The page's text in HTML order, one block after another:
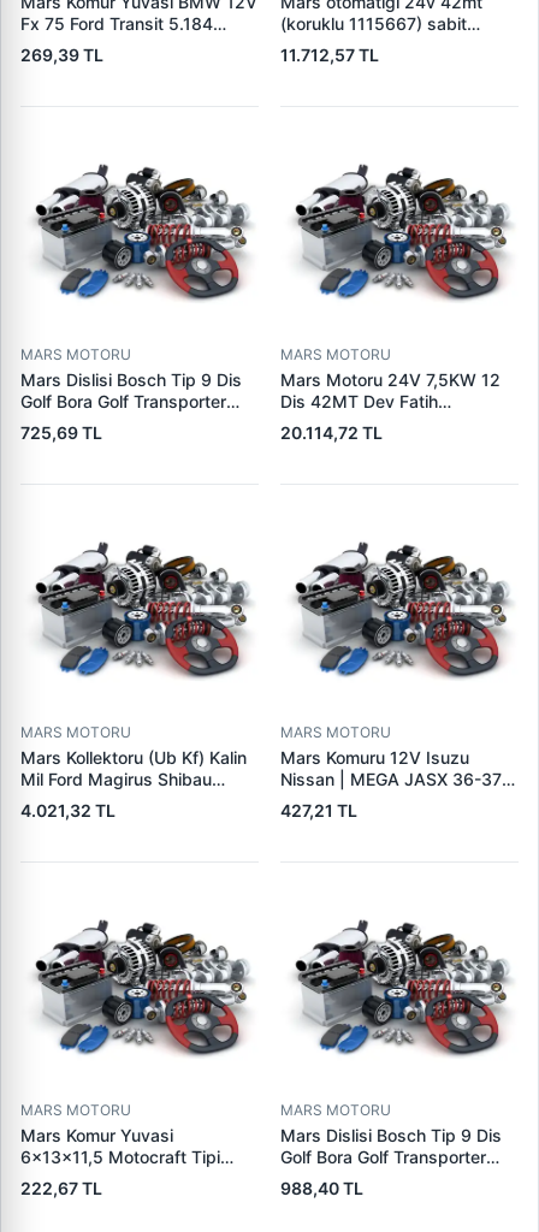
Fx 75 Ford Transit 5.184
Visteon | PARS PRS-BHL230
| OEM 97VB11000AA
269,39 TL
(koruklu 1115667) sabit
pistonlu 3604650rx 7t0258
7x1955
11.712,57 TL
MARS MOTORU
Mars Dislisi Bosch Tip 9 Dis
Golf Bora Golf Transporter
Seat Skoda (15713) | ZEN
1108 | OEM 1072156
725,69 TL
MARS MOTORU
Mars Motoru 24V 7,5KW 12
Dis 42MT Dev Fatih
Cat,140H, 963B Cummins
L10,Qsc John Deere
LES0313 | OEM 0R2186
20.114,72 TL
MARS MOTORU
Mars Kollektoru (Ub Kf) Kalin
Mil Ford Magirus Shibau
TM30 Steyr | MAKO
72313641 | OEM 72313641
4.021,32 TL
MARS MOTORU
Mars Komuru 12V Isuzu
Nissan | MEGA JASX 36-37 |
OEM JASX36-37
427,21 TL
MARS MOTORU
Mars Komur Yuvasi
6×13×11,5 Motocraft Tipi
Ford Ranger Focus Fiesta
Connect (FO0731
222,67 TL
MARS MOTORU
Mars Dislisi Bosch Tip 9 Dis
Golf Bora Golf Transporter
Seat Skoda (15713) | ZEN
1480 | OEM 1011480
988,40 TL